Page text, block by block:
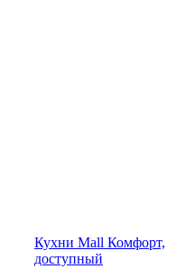
Кухни Mall Комфорт,
доступный